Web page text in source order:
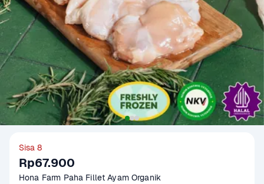
Sisa 8
Rp67.900
Hona Farm Paha Fillet Ayam Organik